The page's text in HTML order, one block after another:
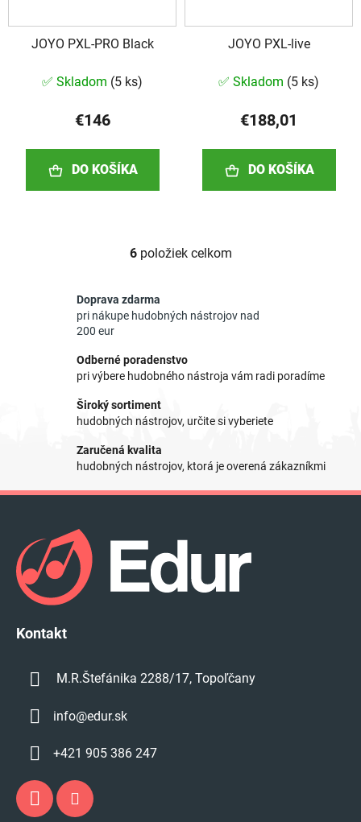
JOYO PXL-PRO Black
✅ Skladom (5 ks)
€146
DO KOŠÍKA
JOYO PXL-live
✅ Skladom (5 ks)
€188,01
DO KOŠÍKA
O
á
c
i
p
k
y
p
u
6položiek celkom
Doprava zdarma
pri nákupe hudobných nástrojov nad
200 eur
Odberné poradenstvo
pri výbere hudobného nástroja vám radi poradíme
Široký sortiment
hudobných nástrojov, určite si vyberiete
Zaručená kvalita
hudobných nástrojov, ktorá je overená zákazníkmi
Kontakt
M.R.Štefánika 2288/17, Topoľčany
info@edur.sk
+421 905 386 247